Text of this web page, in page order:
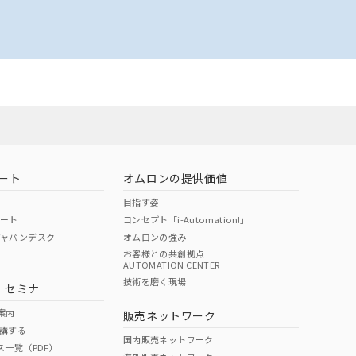
ト
ト
パンデスク
セミナ
内
する
覧（PDF）
オムロンの提供価値
目指す姿
コンセプト「i-Automation!」
オムロンの強み
お客様との共創拠点
AUTOMATION CENTER
技術を磨く現場
販売ネットワーク
国内販売ネットワーク